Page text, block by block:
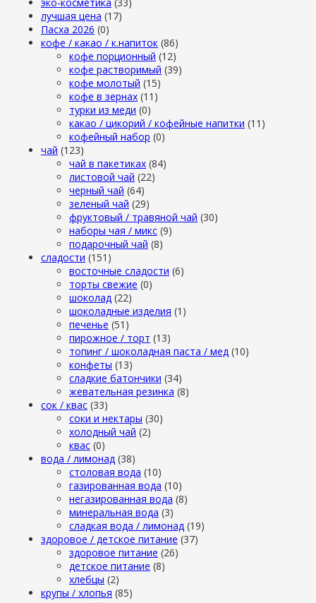
лучшая цена (17)
Пасха 2026 (0)
кофе / какао / к.напиток (86)
кофе порционный (12)
кофе растворимый (39)
кофе молотый (15)
кофе в зернах (11)
турки из меди (0)
какао / цикорий / кофейные напитки (11)
кофейный набор (0)
чай (123)
чай в пакетиках (84)
листовой чай (22)
черный чай (64)
зеленый чай (29)
фруктовый / травяной чай (30)
наборы чая / микс (9)
подарочный чай (8)
сладости (151)
восточные сладости (6)
торты свежие (0)
шоколад (22)
шоколадные изделия (1)
печенье (51)
пирожное / торт (13)
топинг / шоколадная паста / мед (10)
конфеты (13)
сладкие батончики (34)
жевательная резинка (8)
сок / квас (33)
соки и нектары (30)
холодный чай (2)
квас (0)
вода / лимонад (38)
столовая вода (10)
газированная вода (10)
негазированная вода (8)
минеральная вода (3)
сладкая вода / лимонад (19)
здоровое / детское питание (37)
здоровое питание (26)
детское питание (8)
хлебцы (2)
крупы / хлопья (85)